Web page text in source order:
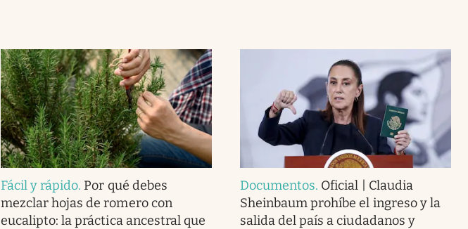
Fácil y rápido. Por qué debes
mezclar hojas de romero con
eucalipto: la práctica ancestral que
Documentos. Oficial | Claudia
Sheinbaum prohíbe el ingreso y la
salida del país a ciudadanos y